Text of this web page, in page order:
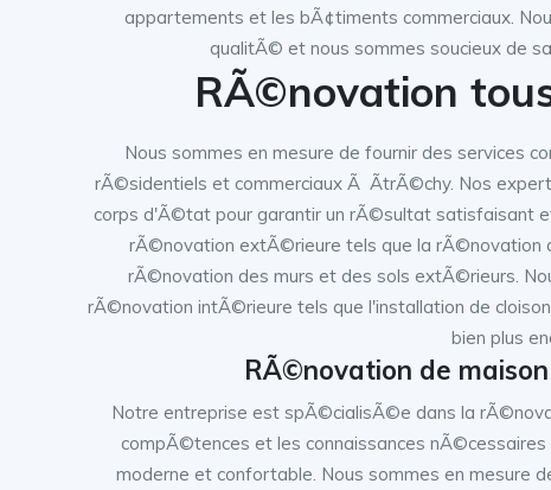
appartements et les bÃ¢timents commerciaux.
qualitÃ© et nous sommes soucieux de
RÃ©novation
Nous sommes en mesure de fournir des services
rÃ©sidentiels et commerciaux Ã ÃtrÃ©chy. Nos
corps d'Ã©tat pour garantir un rÃ©sultat satisfaisant
rÃ©novation extÃ©rieure tels que la rÃ©novation
rÃ©novation des murs et des sols extÃ©rieurs.
rÃ©novation intÃ©rieure tels que l'installation de
bien plus
RÃ©novation de
Notre entreprise est spÃ©cialisÃ©e dans la
compÃ©tences et les connaissances
moderne et confortable. Nous sommes en mesure